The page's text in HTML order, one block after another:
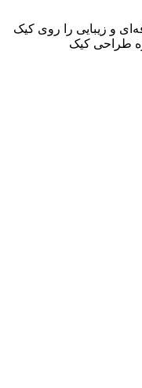
و زیبایی را روی کیک
طراحی کیک